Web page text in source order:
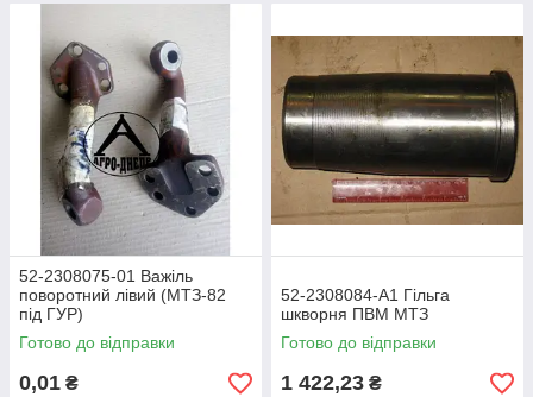
52-2308075-01 Важіль
поворотний лівий (МТЗ-82
під ГУР)
Готово до відправки
0,01 ₴
52-2308084-А1 Гільга
шкворня ПВМ МТЗ
Готово до відправки
1 422,23 ₴